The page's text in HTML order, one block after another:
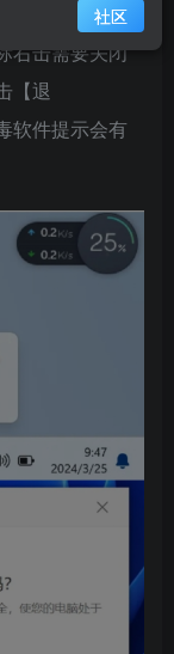
右击需要关闭
【退
软件提示会有
社区